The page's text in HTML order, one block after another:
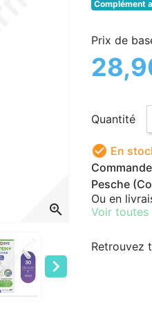
zoom_in

Complément
Prix de
Quantité
 En
Pesche
Ou en
Voir toutes
Retrouvez